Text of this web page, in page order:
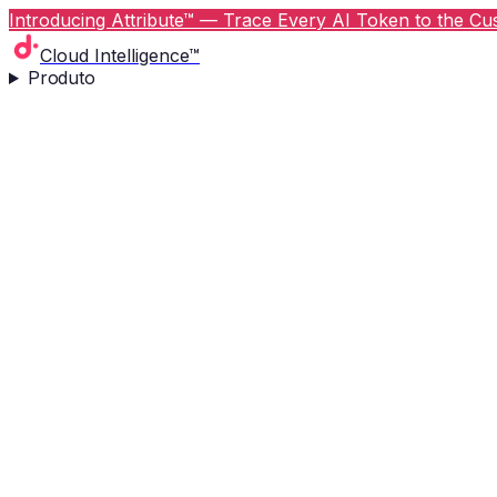
Introducing Attribute™ — Trace Every AI Token to the
Cloud Intelligence™
Produto